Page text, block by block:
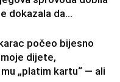
dokazala da...
počeo bijesno
dijete,
„platim kartu“ — ali